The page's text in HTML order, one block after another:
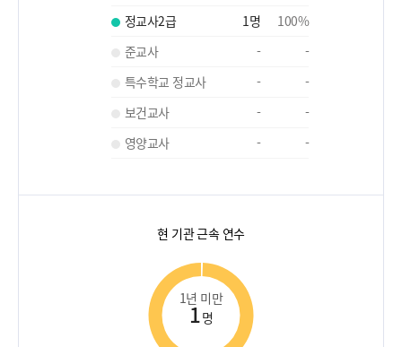
정교사2급
1명 100%
준교사
-
-
특수학교 정교사
-
-
보건교사
-
-
영양교사
- -
현 기관 근속 연수
1년 미만
1명